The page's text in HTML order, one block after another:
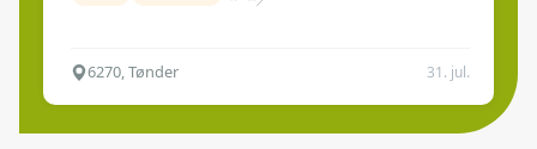
6270, Tønder 31. jul.